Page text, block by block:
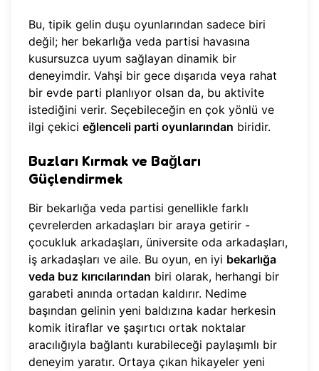
Bu, tipik gelin duşu oyunlarından sadece biri
değil; her bekarlığa veda partisi havasına
kusursuzca uyum sağlayan dinamik bir
deneyimdir. Vahşi bir gece dışarıda veya rahat
bir evde parti planlıyor olsan da, bu aktivite
istediğini verir. Seçebileceğin en çok yönlü ve
ilgi çekici eğlenceli parti oyunlarından biridir.
Buzları Kırmak ve Bağları
Güçlendirmek
Bir bekarlığa veda partisi genellikle farklı
çevrelerden arkadaşları bir araya getirir -
çocukluk arkadaşları, üniversite oda arkadaşları,
iş arkadaşları ve aile. Bu oyun, en iyi bekarlığa
veda buz kırıcılarından biri olarak, herhangi bir
garabeti anında ortadan kaldırır. Nedime
başından gelinin yeni baldızına kadar herkesin
komik itiraflar ve şaşırtıcı ortak noktalar
aracılığıyla bağlantı kurabileceği paylaşımlı bir
deneyim yaratır. Ortaya çıkan hikayeler yeni